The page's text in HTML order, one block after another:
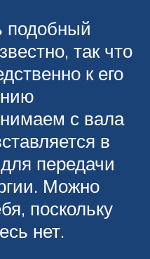
подобный
так что
к его
с вала
в
передачи
Можно
поскольку
нет.